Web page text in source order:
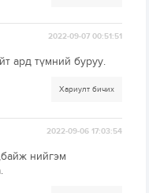
2022-09-07 00:51:51
ард түмний буруу.
Хариулт бичих
2022-09-06 17:03:54
нийгэм